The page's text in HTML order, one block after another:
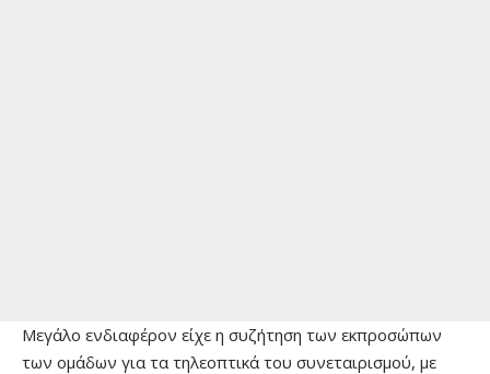
Μεγάλο ενδιαφέρον είχε η συζήτηση των εκπροσώπων
των ομάδων για τα τηλεοπτικά του συνεταιρισμού, με